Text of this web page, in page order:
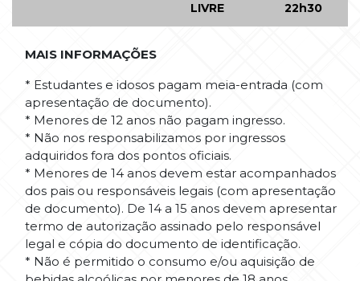
LIVRE
22h30
MAIS INFORMAÇÕES
* Estudantes e idosos pagam meia-entrada (com
apresentação de documento).
* Menores de 12 anos não pagam ingresso.
* Não nos responsabilizamos por ingressos
adquiridos fora dos pontos oficiais.
* Menores de 14 anos devem estar acompanhados
dos pais ou responsáveis legais (com apresentação
de documento). De 14 a 15 anos devem apresentar
termo de autorização assinado pelo responsável
legal e cópia do documento de identificação.
* Não é permitido o consumo e/ou aquisição de